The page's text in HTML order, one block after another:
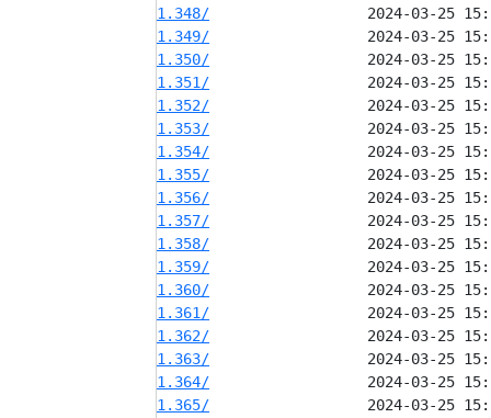
1.348/
1.349/
1.350/
1.351/
1.352/
1.353/
1.354/
1.355/
1.356/
1.357/
1.358/
1.359/
1.360/
1.361/
1.362/
1.363/
1.364/
1.365/